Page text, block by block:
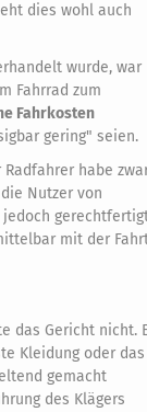
dies wohl auch
wurde, war
Fahrrad zum
Fahrkosten
gering" seien.
habe
Nutzer von
jedoch
mit der
das Gericht nicht.
Kleidung oder das
gemacht
des Klägers